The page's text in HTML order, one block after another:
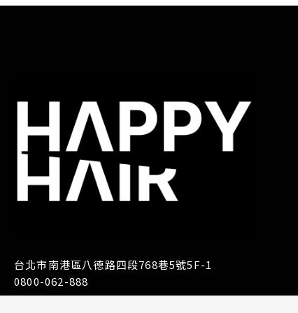
台北市南港區八德路四段768巷5號5F-1
0800-062-888